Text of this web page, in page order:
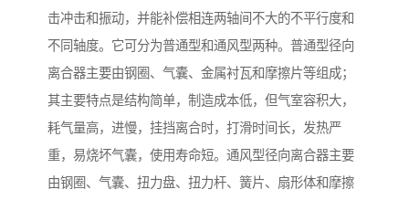
击冲击和振动，并能补偿相连两轴间不大的不平行度和
不同轴度。它可分为普通型和通风型两种。普通型径向
离合器主要由钢圈、气囊、金属衬瓦和摩擦片等组成；
其主要特点是结构简单，制造成本低，但气室容积大，
耗气量高，进慢，挂挡离合时，打滑时间长，发热严
重，易烧坏气囊，使用寿命短。通风型径向离合器主要
由钢圈、气囊、扭力盘、扭力杆、簧片、扇形体和摩擦